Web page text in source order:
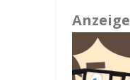
Anzeige